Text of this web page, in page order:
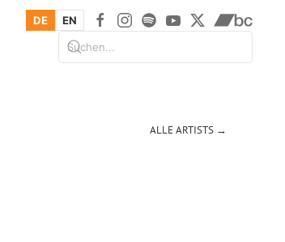
DE EN
ALLE ARTISTS →